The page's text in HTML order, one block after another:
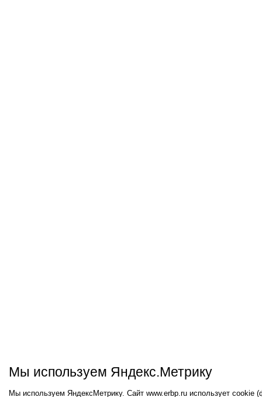
Мы используем Яндекс.Метрику
Мы используем ЯндексМетрику. Сайт www.erbp.ru использует